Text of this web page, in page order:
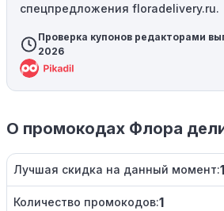
спецпредложения floradelivery.ru.
Проверка купонов редакторами
2026
О промокодах Флора
Лучшая скидка на данный момент:
Количество промокодов:1